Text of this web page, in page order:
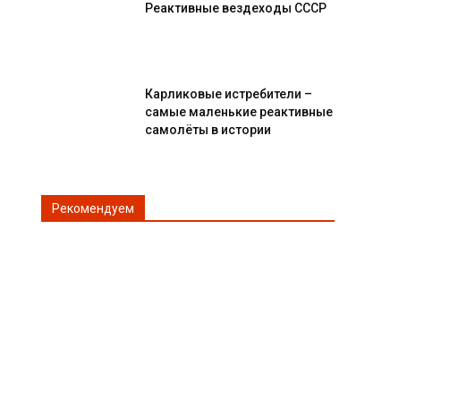
Реактивные вездеходы СССР
Карликовые истребители –
самые маленькие реактивные
самолёты в истории
Рекомендуем